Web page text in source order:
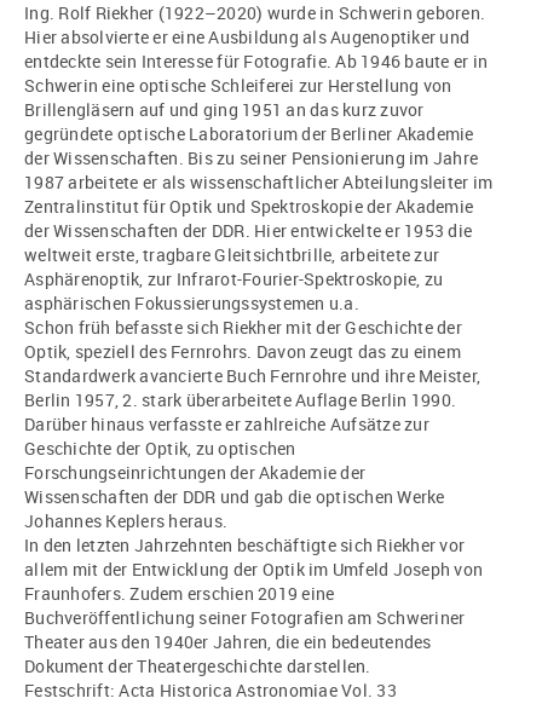
Ing. Rolf Riekher (1922–2020) wurde in Schwerin geboren.
Hier absolvierte er eine Ausbildung als Augenoptiker und
entdeckte sein Interesse für Fotografie. Ab 1946 baute er in
Schwerin eine optische Schleiferei zur Herstellung von
Brillengläsern auf und ging 1951 an das kurz zuvor
gegründete optische Laboratorium der Berliner Akademie
der Wissenschaften. Bis zu seiner Pensionierung im Jahre
1987 arbeitete er als wissenschaftlicher Abteilungsleiter im
Zentralinstitut für Optik und Spektroskopie der Akademie
der Wissenschaften der DDR. Hier entwickelte er 1953 die
weltweit erste, tragbare Gleitsichtbrille, arbeitete zur
Asphärenoptik, zur Infrarot-Fourier-Spektroskopie, zu
asphärischen Fokussierungssystemen u.a.
Schon früh befasste sich Riekher mit der Geschichte der
Optik, speziell des Fernrohrs. Davon zeugt das zu einem
Standardwerk avancierte Buch Fernrohre und ihre Meister,
Berlin 1957, 2. stark überarbeitete Auflage Berlin 1990.
Darüber hinaus verfasste er zahlreiche Aufsätze zur
Geschichte der Optik, zu optischen
Forschungseinrichtungen der Akademie der
Wissenschaften der DDR und gab die optischen Werke
Johannes Keplers heraus.
In den letzten Jahrzehnten beschäftigte sich Riekher vor
allem mit der Entwicklung der Optik im Umfeld Joseph von
Fraunhofers. Zudem erschien 2019 eine
Buchveröffentlichung seiner Fotografien am Schweriner
Theater aus den 1940er Jahren, die ein bedeutendes
Dokument der Theatergeschichte darstellen.
Festschrift: Acta Historica Astronomiae Vol. 33